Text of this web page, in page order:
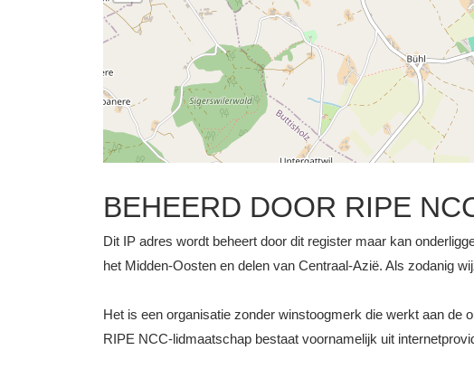
BEHEERD DOOR RIPE
Dit IP adres wordt beheert door dit register maar kan
het Midden-Oosten en delen van Centraal-Azië. Als zodanig
Het is een organisatie zonder winstoogmerk die werkt aan
RIPE NCC-lidmaatschap bestaat voornamelijk uit